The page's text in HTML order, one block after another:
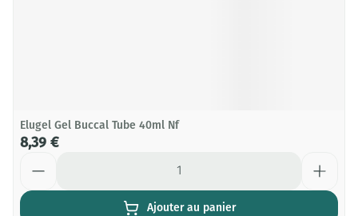
Elugel Gel Buccal Tube 40ml Nf
8,39 €
Ajouter au panier